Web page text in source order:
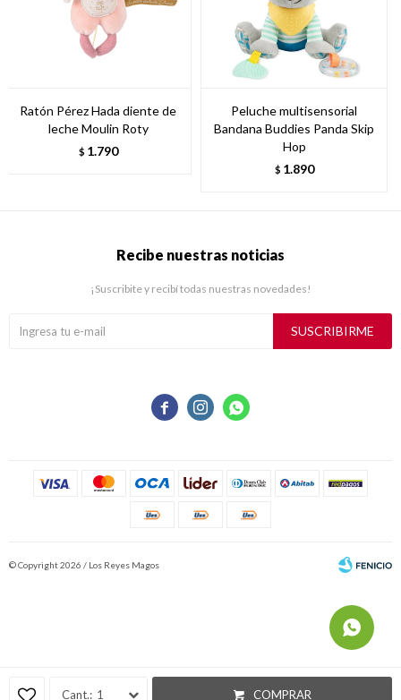
1 COMPRAR
Ratón Pérez Hada diente de
leche Moulin Roty
$ 1.790
Peluche multisensorial
Bandana Buddies Panda Skip
Hop
$ 1.890
  
Recibe nuestras noticias
¡Suscribite y recibí todas nuestras novedades!
SUSCRIBIRME
© Copyright 2026 / Los Reyes Magos